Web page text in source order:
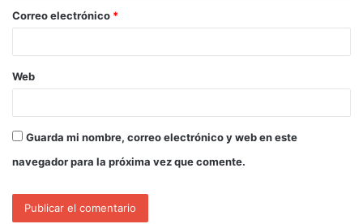
Correo electrónico *
Web
Guarda mi nombre, correo electrónico y web en este
navegador para la próxima vez que comente.